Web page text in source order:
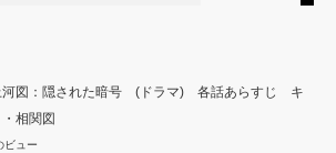
河図：隠された暗号 (ドラマ) 各話あらすじ キ
・相関図
ビュー